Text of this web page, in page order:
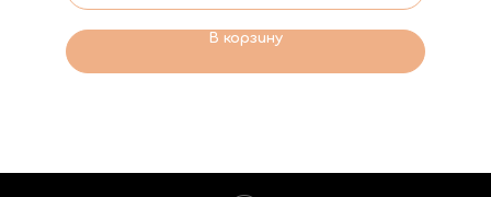
В корзину